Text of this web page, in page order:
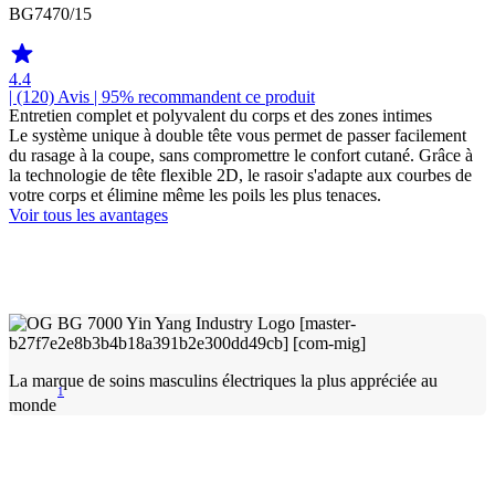
BG7470/15
4.4
| (120) Avis | 95% recommandent ce produit
Entretien complet et polyvalent du corps et des zones intimes
Le système unique à double tête vous permet de passer facilement
du rasage à la coupe, sans compromettre le confort cutané. Grâce à
la technologie de tête flexible 2D, le rasoir s'adapte aux courbes de
votre corps et élimine même les poils les plus tenaces.
Voir tous les avantages
La marque de soins masculins électriques la plus appréciée au
monde
1